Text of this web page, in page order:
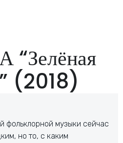
(2018)
фольклорной музыки сейчас
но то, с каким